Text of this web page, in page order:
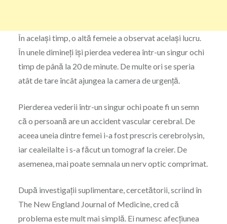
În același timp, o altă femeie a observat același lucru.
În unele dimineți își pierdea vederea într-un singur ochi
timp de până la 20 de minute. De multe ori se speria
atât de tare încât ajungea la camera de urgență.
Pierderea vederii într-un singur ochi poate fi un semn
că o persoană are un accident vascular cerebral. De
aceea uneia dintre femei i-a fost prescris cerebrolysin,
iar cealeilalte i s-a făcut un tomograf la creier. De
asemenea, mai poate semnala un nerv optic comprimat.
După investigații suplimentare, cercetătorii, scriind în
The New England Journal of Medicine, cred că
problema este mult mai simplă. Ei numesc afecțiunea